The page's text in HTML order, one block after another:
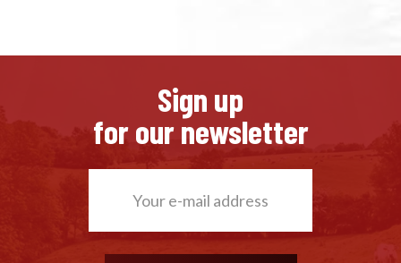
Sign up
for our newsletter